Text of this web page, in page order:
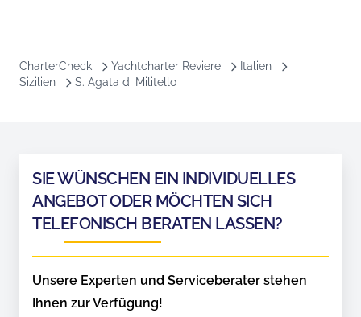
CharterCheck Yachtcharter Reviere
Italien
Sizilien
S. Agata di Militello
SIE WÜNSCHEN EIN INDIVIDUELLES
ANGEBOT ODER MÖCHTEN SICH
TELEFONISCH BERATEN LASSEN?
Unsere Experten und Serviceberater stehen
Ihnen zur Verfügung!